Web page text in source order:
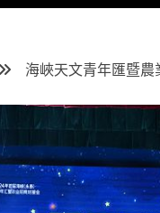
海峽天文青年匯暨